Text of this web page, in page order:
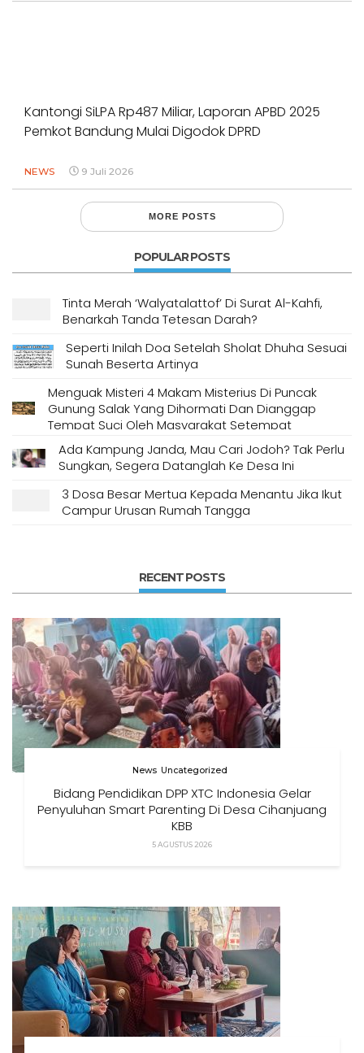
Kantongi SiLPA Rp487 Miliar, Laporan APBD 2025
Pemkot Bandung Mulai Digodok DPRD
NEWS 9 Juli 2026
MORE POSTS
POPULAR POSTS
Tinta Merah ‘Walyatalattof’ Di Surat Al-Kahfi,
Benarkah Tanda Tetesan Darah?
Seperti Inilah Doa Setelah Sholat Dhuha Sesuai
Sunah Beserta Artinya
Menguak Misteri 4 Makam Misterius Di Puncak
Gunung Salak Yang Dihormati Dan Dianggap
Tempat Suci Oleh Masyarakat Setempat
Ada Kampung Janda, Mau Cari Jodoh? Tak Perlu
Sungkan, Segera Datanglah Ke Desa Ini
3 Dosa Besar Mertua Kepada Menantu Jika Ikut
Campur Urusan Rumah Tangga
RECENT POSTS
News Uncategorized
Bidang Pendidikan DPP XTC Indonesia Gelar
Penyuluhan Smart Parenting Di Desa Cihanjuang
KBB
5 AGUSTUS 2026